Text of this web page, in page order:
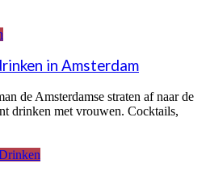
in Amsterdam
de Amsterdamse straten af naar de
drinken met vrouwen. Cocktails,